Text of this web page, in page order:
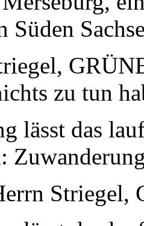
Süden
zu tun
lässt das
Striegel,